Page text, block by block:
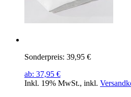
Sonderpreis: 39,95 €
ab: 37,95 €
Inkl. 19% MwSt., inkl.